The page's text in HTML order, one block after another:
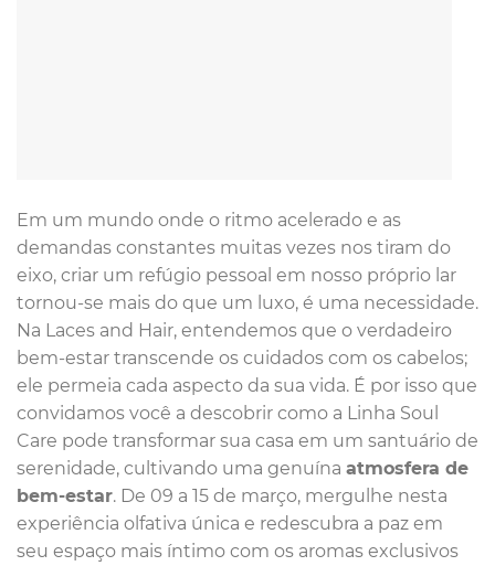
Em um mundo onde o ritmo acelerado e as
demandas constantes muitas vezes nos tiram do
eixo, criar um refúgio pessoal em nosso próprio lar
tornou-se mais do que um luxo, é uma necessidade.
Na Laces and Hair, entendemos que o verdadeiro
bem-estar transcende os cuidados com os cabelos;
ele permeia cada aspecto da sua vida. É por isso que
convidamos você a descobrir como a Linha Soul
Care pode transformar sua casa em um santuário de
serenidade, cultivando uma genuína atmosfera de
bem-estar. De 09 a 15 de março, mergulhe nesta
experiência olfativa única e redescubra a paz em
seu espaço mais íntimo com os aromas exclusivos